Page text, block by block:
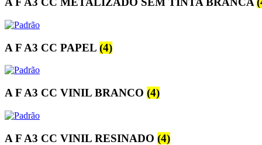
A F A3 CC PAPEL (4)
A F A3 CC VINIL BRANCO (4)
A F A3 CC VINIL RESINADO (4)